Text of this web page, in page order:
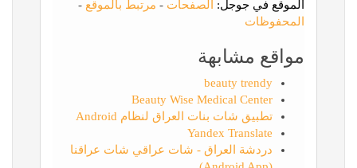
الموقع في جوجل: الصفحات - مرتبط بالموقع -
المحفوظات
مواقع مشابهة
beauty trendy
Beauty Wise Medical Center
تطبيق شات بنات العراق لنظام Android
Yandex Translate
دردشة العراق - شات عراقي شات عراقنا